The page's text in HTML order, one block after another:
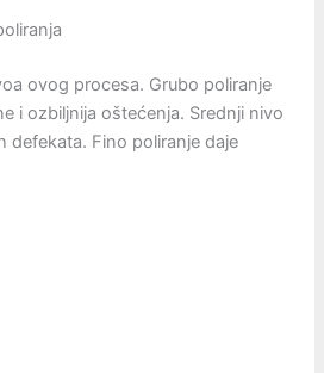
ovog procesa. Grubo poliranje
i ozbiljnija oštećenja. Srednji nivo
defekata. Fino poliranje daje